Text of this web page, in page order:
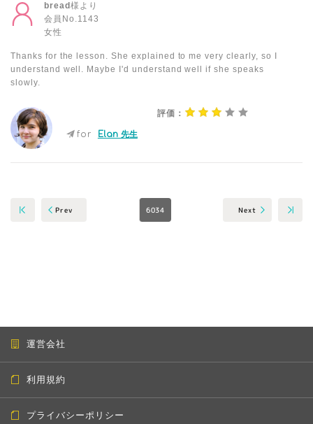
bread 様より
会員No.1143
女性
Thanks for the lesson. She explained to me very clearly, so I
understand well. Maybe I'd understand well if she speaks
slowly.
評価：
for Elan 先生
Prev 6034 Next
運営会社
利用規約
プライバシーポリシー